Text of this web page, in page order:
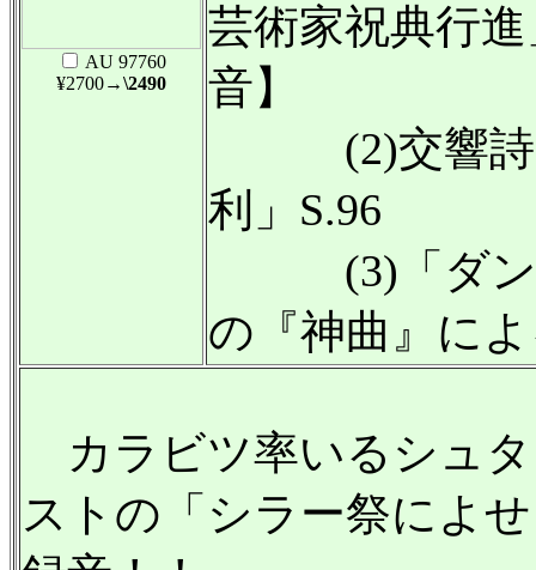
AU 97760
¥2700→\2490
芸術家祝典行
音】
(2)交響詩「
利」S.96
(3)「ダンテ
の『神曲』に
カラビツ率いるシュ
ストの「シラー祭によ